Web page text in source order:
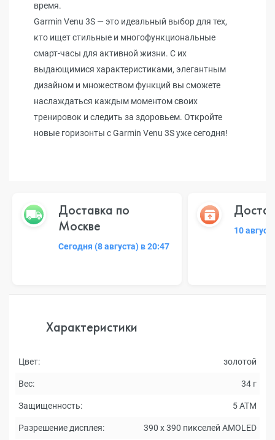
время.
Garmin Venu 3S — это идеальный выбор для тех,
кто ищет стильные и многофункциональные
смарт-часы для активной жизни. С их
выдающимися характеристиками, элегантным
дизайном и множеством функций вы сможете
наслаждаться каждым моментом своих
тренировок и следить за здоровьем. Откройте
новые горизонты с Garmin Venu 3S уже сегодня!
Доставка по
Москве
Сегодня (8 августа) в 20:47
10
Характеристики
Цвет: золотой
Вес: 34 г
Защищенность: 5 ATM
Разрешение дисплея: 390 х 390 пикселей AMOLED